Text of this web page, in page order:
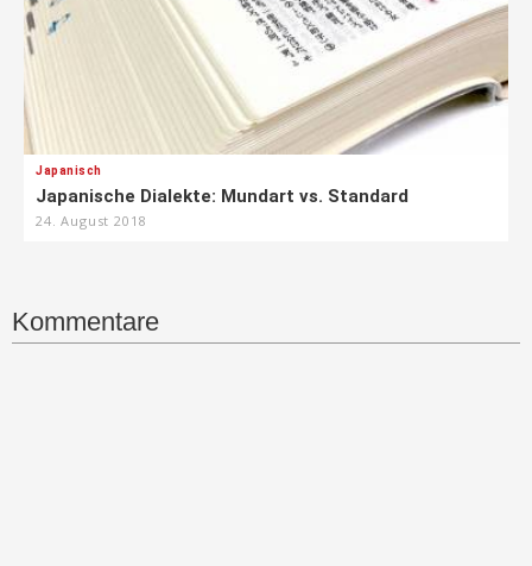
Japanisch
Japanische Dialekte: Mundart vs. Standard
24. August 2018
Kommentare